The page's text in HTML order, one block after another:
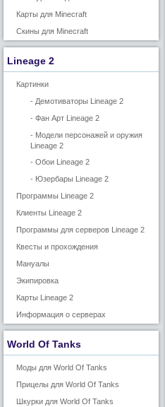
Карты для Minecraft
Скины для Minecraft
Lineage 2
Картинки
- Демотиваторы Lineage 2
- Фан Арт Lineage 2
- Модели персонажей и оружия
Lineage 2
- Обои Lineage 2
- Юзербары Lineage 2
Программы Lineage 2
Клиенты Lineage 2
Программы для серверов Lineage 2
Квесты и прохождения
Мануалы
Экипировка
Карты Lineage 2
Информация о серверах
World Of Tanks
Моды для World Of Tanks
Прицелы для World Of Tanks
Шкурки для World Of Tanks